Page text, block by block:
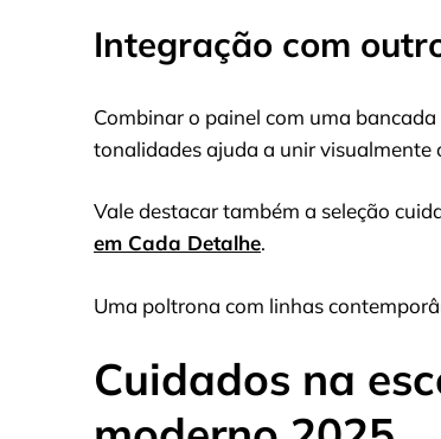
Integração com
Combinar o painel com uma
tonalidades ajuda a unir visualmente
Vale destacar também a seleção
em Cada Detalhe.
Uma poltrona com linhas
Cuidados na